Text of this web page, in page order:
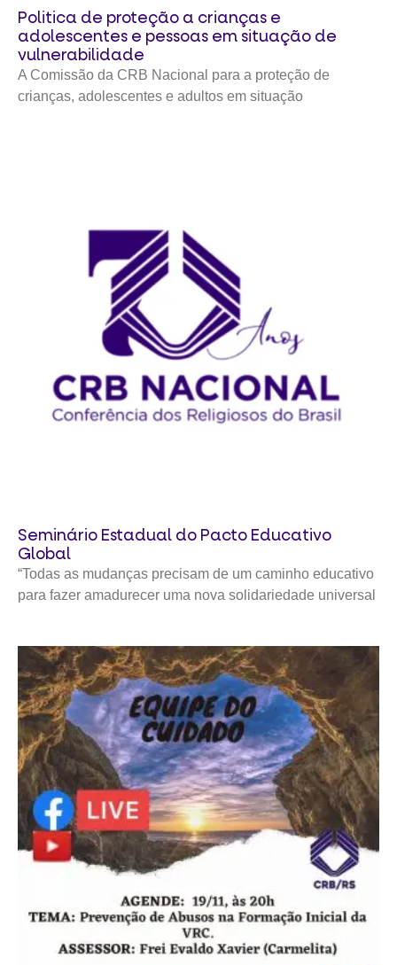
Politica de proteção a crianças e
adolescentes e pessoas em situação de
vulnerabilidade
A Comissão da CRB Nacional para a proteção de
crianças, adolescentes e adultos em situação
Seminário Estadual do Pacto Educativo
Global
“Todas as mudanças precisam de um caminho educativo
para fazer amadurecer uma nova solidariedade universal